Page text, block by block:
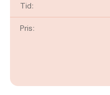
Tid:
Pris: